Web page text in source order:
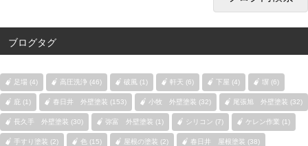
ブログタグ
足場 (4) 高圧洗浄 (46) 破風 (1) 軒天 (6) 下屋 (4) 塀 (6)
庇 (1) 春日井 外壁塗装 (153) 小牧 外壁塗装 (32) 尾張旭 外壁塗装 (32)
長久手 外壁塗装 (30) 弥富 外壁塗装 (1) シリコン (7) ケレン作業 (1)
手すり塗装 (2) 色 (15) 屋根の塗装 (2) 春日井 屋根塗装 (38)